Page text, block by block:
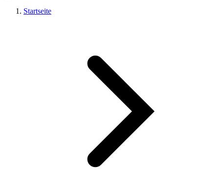
Startseite